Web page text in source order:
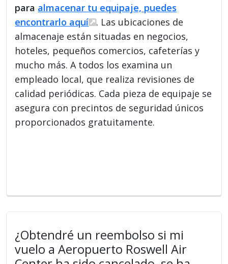
para almacenar tu equipaje, puedes
encontrarlo aquí
. Las ubicaciones de
almacenaje están situadas en negocios,
hoteles, pequeños comercios, cafeterías y
mucho más. A todos los examina un
empleado local, que realiza revisiones de
calidad periódicas. Cada pieza de equipaje se
asegura con precintos de seguridad únicos
proporcionados gratuitamente.
¿Obtendré un reembolso si mi
vuelo a Aeropuerto Roswell Air